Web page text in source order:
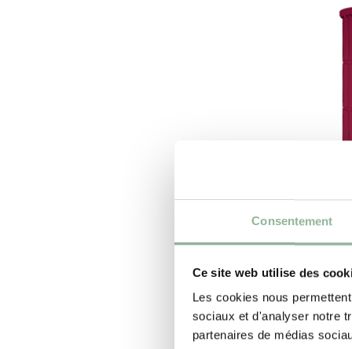
Consentement
Ce site web utilise des
Les cookies nous
sociaux et d'analyser notre
partenaires de médias
Le poêle
trouve